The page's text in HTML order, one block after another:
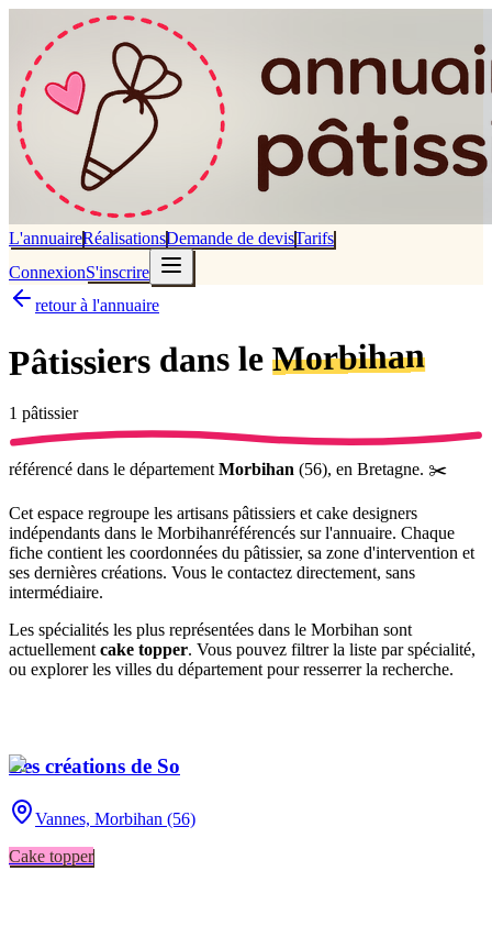
L'annuaireRéalisationsDemande de devisTarifs
ConnexionS'inscrire
retour à l'annuaire
Pâtissiers dans leMorbihan
1 pâtissier
référencé dans le département Morbihan (56), en Bretagne. ✂️
Cet espace regroupe les artisans pâtissiers et cake designers
indépendants dans le Morbihanréférencés sur l'annuaire. Chaque
fiche contient les coordonnées du pâtissier, sa zone d'intervention et
ses dernières créations. Vous le contactez directement, sans
intermédiaire.
Les spécialités les plus représentées dans le Morbihan sont
actuellement cake topper. Vous pouvez filtrer la liste par spécialité,
ou explorer les villes du département pour resserrer la recherche.
Les créations de So
Vannes, Morbihan (56)
Cake topper